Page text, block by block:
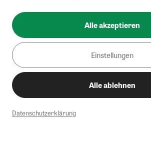
Alle akzeptieren
Einstellungen
Alle ablehnen
Datenschutzerklärung